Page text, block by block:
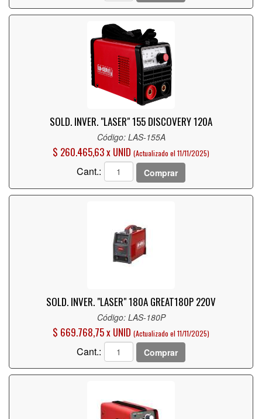
SOLD. INVER. "LASER" 155 DISCOVERY 120A
Código: LAS-155A
$ 260.465,63 x UNID (Actualizado el 11/11/2025)
Cant.: Comprar
SOLD. INVER. "LASER" 180A GREAT180P 220V
Código: LAS-180P
$ 669.768,75 x UNID (Actualizado el 11/11/2025)
Cant.: Comprar